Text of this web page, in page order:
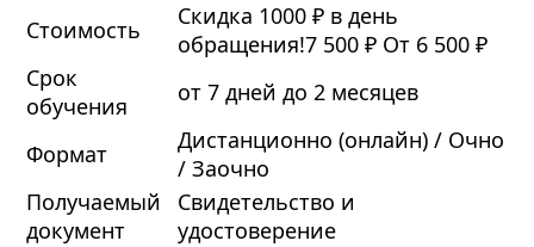
Стоимость
Скидка 1000 ₽ в день
обращения!7 500 ₽ От 6 500 ₽
Срок
обучения
от 7 дней до 2 месяцев
Формат
Дистанционно (онлайн) / Очно
/ Заочно
Получаемый
документ
Свидетельство и
удостоверение